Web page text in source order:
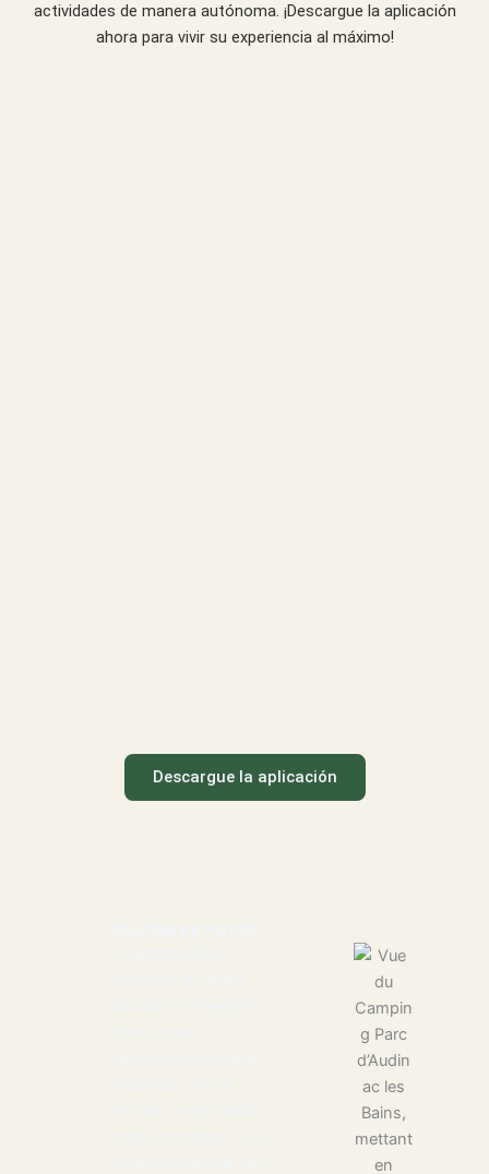
actividades de manera autónoma. ¡Descargue la aplicación
ahora para vivir su experiencia al máximo!
Descargue la aplicación